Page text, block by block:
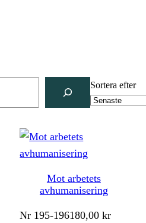
Sortera efter
Mot arbetets
avhumanisering
Nr 195-196180,00kr